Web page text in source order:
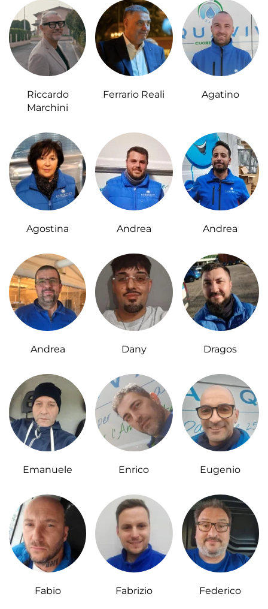
Riccardo
Marchini
Ferrario Reali Agatino
Agostina Andrea Andrea
Andrea Dany Dragos
Emanuele Enrico Eugenio
Fabio Fabrizio Federico